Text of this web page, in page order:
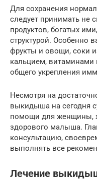
Для сохранения
следует принимать не
продуктов, богатых
структурой. Особенно
фрукты и овощи, соки
кальцием,
общего укрепления
Несмотря на
выкидыша на сегодня
помощи для женщины,
здорового малыша.
консультацию,
выполнять все
Лечение